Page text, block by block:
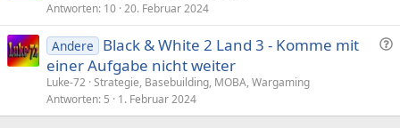
Antworten 10 20. Februar 2024
F
e
Andere
Black & White 2 Land 3 - Komme mit
einer Aufgabe nicht weiter
Luke-72 Strategie, Basebuilding, MOBA, Wargaming
Antworten 5 1. Februar 2024